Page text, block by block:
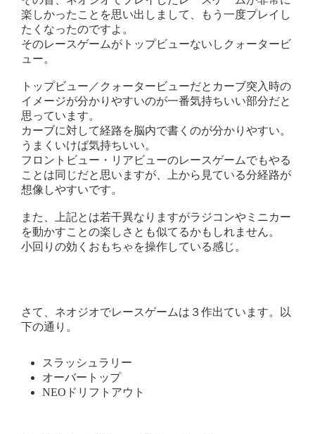
楽しかったことを思い出しまして、もう一度プレイし
たくなったのですよ。
そのレースゲームがトップビューないしクォータービ
ュー。
トップビュー／クォータービューだとカーブ突入時の
イメージが分かりやすいのが一番気持ちいい部分だと
思っています。
カーブに対して経路を脳内で書くのが分かりやすい。
うまくいけば気持ちいい。
フロントビュー・リアビューのレースゲームでもやる
ことは同じだと思いますが、上から見ている分経路が
想像しやすいです。
また、上記とは若干異なりますがラジコンやミニカー
を動かすことの楽しさとも似てるかもしれません。
小回りの効くおもちゃを操作している感じ。
さて、ネオジオでレースゲームは３作出ています。以
下の通り。
スラッシュラリー
オーバートップ
NEOドリフトアウト